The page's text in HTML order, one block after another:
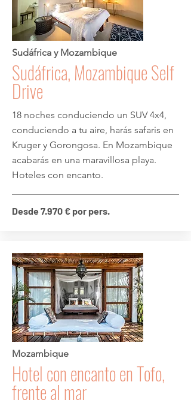
Sudáfrica y Mozambique
Sudáfrica, Mozambique Self
Drive
18 noches conduciendo un SUV 4x4,
conduciendo a tu aire, harás safaris en
Kruger y Gorongosa. En Mozambique
acabarás en una maravillosa playa.
Hoteles con encanto.
Desde 7.970 € por pers.
Mozambique
Hotel con encanto en Tofo,
frente al mar